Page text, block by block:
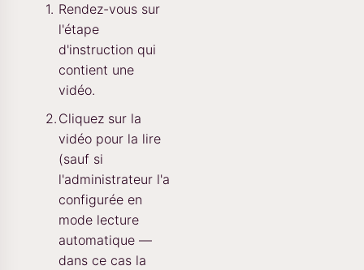
Rendez-vous sur
l'étape
d'instruction qui
contient une
vidéo.
Cliquez sur la
vidéo pour la lire
(sauf si
l'administrateur l'a
configurée en
mode lecture
automatique —
dans ce cas la